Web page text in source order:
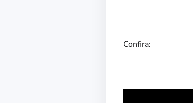
Confira: